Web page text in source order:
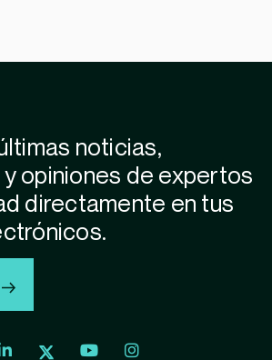
noticias,
opiniones de expertos
directamente en tus
IndexIndex